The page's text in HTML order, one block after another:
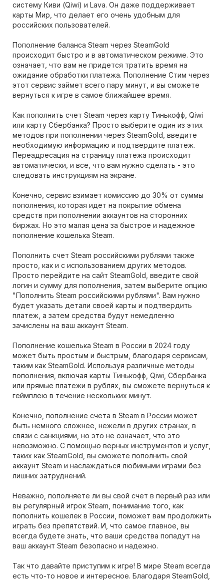
систему Киви (Qiwi) и Lava. Он даже поддерживает
карты Мир, что делает его очень удобным для
российских пользователей.
Пополнение баланса Steam через SteamGold
происходит быстро и в автоматическом режиме. Это
означает, что вам не придется тратить время на
ожидание обработки платежа. Пополнение Стим через
этот сервис займет всего пару минут, и вы сможете
вернуться к игре в самое ближайшее время.
Как пополнить счет Steam через карту Тинькофф, Qiwi
или карту Сбербанка? Просто выберите один из этих
методов при пополнении через SteamGold, введите
необходимую информацию и подтвердите платеж.
Переадресация на страницу платежа происходит
автоматически, и все, что вам нужно сделать - это
следовать инструкциям на экране.
Конечно, сервис взимает комиссию до 30% от суммы
пополнения, которая идет на покрытие обмена
средств при пополнении аккаунтов на сторонних
биржах. Но это малая цена за быстрое и надежное
пополнение кошелька Steam.
Пополнить счет Steam российскими рублями также
просто, как и с использованием других методов.
Просто перейдите на сайт SteamGold, введите свой
логин и сумму для пополнения, затем выберите опцию
"Пополнить Steam российскими рублями". Вам нужно
будет указать детали своей карты и подтвердить
платеж, а затем средства будут немедленно
зачислены на ваш аккаунт Steam.
Пополнение кошелька Steam в России в 2024 году
может быть простым и быстрым, благодаря сервисам,
таким как SteamGold. Используя различные методы
пополнения, включая карты Тинькофф, Qiwi, Сбербанка
или прямые платежи в рублях, вы сможете вернуться к
геймплею в течение нескольких минут.
Конечно, пополнение счета в Steam в России может
быть немного сложнее, нежели в других странах, в
связи с санкциями, но это не означает, что это
невозможно. С помощью верных инструментов и услуг,
таких как SteamGold, вы сможете пополнить свой
аккаунт Steam и наслаждаться любимыми играми без
лишних затруднений.
Неважно, пополняете ли вы свой счет в первый раз или
вы регулярный игрок Steam, понимание того, как
пополнить кошелек в России, поможет вам продолжить
играть без препятствий. И, что самое главное, вы
всегда будете знать, что ваши средства попадут на
ваш аккаунт Steam безопасно и надежно.
Так что давайте приступим к игре! В мире Steam всегда
есть что-то новое и интересное. Благодаря SteamGold,